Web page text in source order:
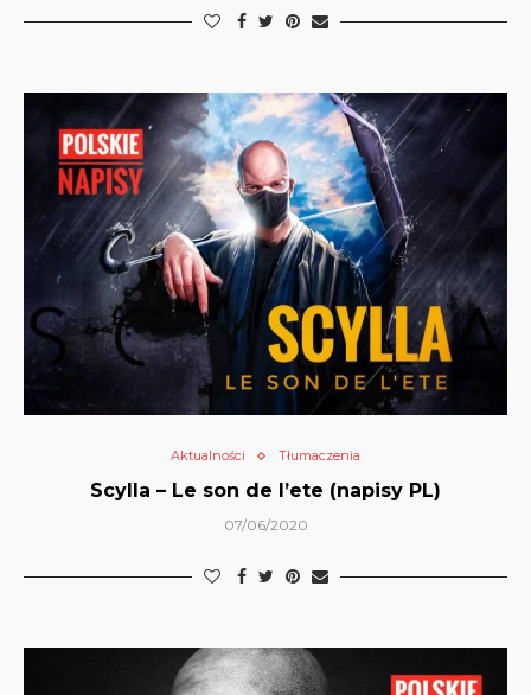
Aktualności Tłumaczenia
Scylla – Le son de l’ete (napisy PL)
07/06/2020